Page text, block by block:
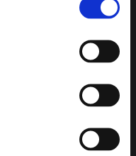
dich in jeder
du dein